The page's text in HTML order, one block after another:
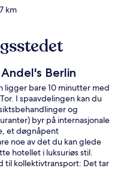
km
Berlin
ligger bare 10 minutter med
I spaavdelingen kan du
og
byr på internasjonale
et døgnåpent
noe av det du kan glede
hotellet i luksuriøs stil.
til kollektivtransport: Det tar
og 5 minutter å gå